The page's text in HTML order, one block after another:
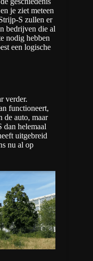
en je ziet meteen
S zullen er
bedrijven die al
nodig hebben
een logische
verder.
functioneert,
de auto, maar
dan helemaal
uitgebreid
nu al op